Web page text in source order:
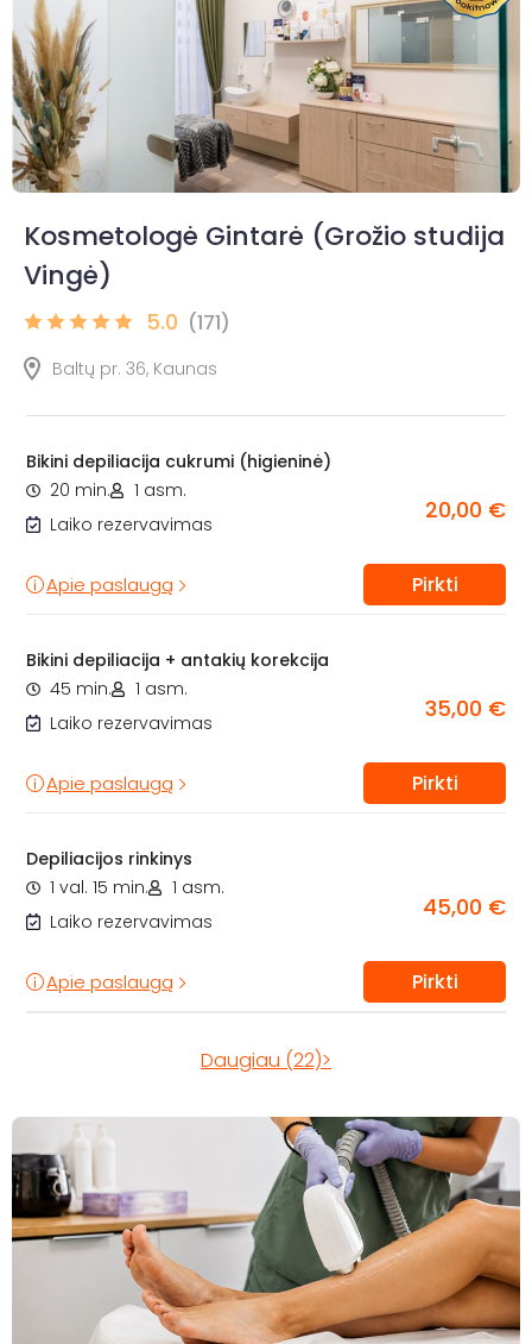
Kosmetologė Gintarė (Grožio studija
Vingė)
5.0 (171)
Baltų pr. 36, Kaunas
Bikini depiliacija cukrumi (higieninė)
20 min.
1 asm.
Laiko rezervavimas
20,00 €
Apie paslaugą Pirkti
Bikini depiliacija + antakių korekcija
45 min.
1 asm.
Laiko rezervavimas
35,00 €
Apie paslaugą Pirkti
Depiliacijos rinkinys
1 val. 15 min.
1 asm.
Laiko rezervavimas
45,00 €
Apie paslaugą Pirkti
Daugiau (22)>